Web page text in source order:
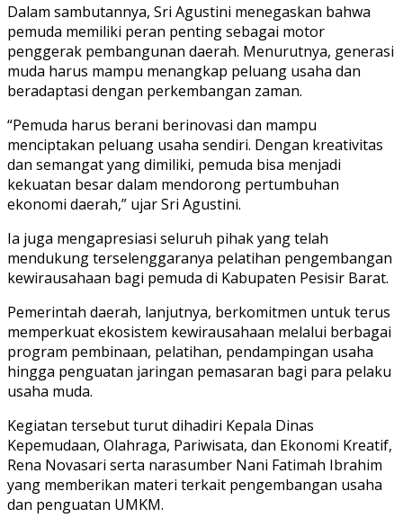
Dalam sambutannya, Sri Agustini menegaskan bahwa
pemuda memiliki peran penting sebagai motor
penggerak pembangunan daerah. Menurutnya, generasi
muda harus mampu menangkap peluang usaha dan
beradaptasi dengan perkembangan zaman.
“Pemuda harus berani berinovasi dan mampu
menciptakan peluang usaha sendiri. Dengan kreativitas
dan semangat yang dimiliki, pemuda bisa menjadi
kekuatan besar dalam mendorong pertumbuhan
ekonomi daerah,” ujar Sri Agustini.
Ia juga mengapresiasi seluruh pihak yang telah
mendukung terselenggaranya pelatihan pengembangan
kewirausahaan bagi pemuda di Kabupaten Pesisir Barat.
Pemerintah daerah, lanjutnya, berkomitmen untuk terus
memperkuat ekosistem kewirausahaan melalui berbagai
program pembinaan, pelatihan, pendampingan usaha
hingga penguatan jaringan pemasaran bagi para pelaku
usaha muda.
Kegiatan tersebut turut dihadiri Kepala Dinas
Kepemudaan, Olahraga, Pariwisata, dan Ekonomi Kreatif,
Rena Novasari serta narasumber Nani Fatimah Ibrahim
yang memberikan materi terkait pengembangan usaha
dan penguatan UMKM.